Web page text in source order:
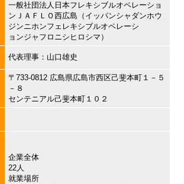
一般社団法人日本フレキシブルオペレーショ
ンＪＡＦＬＯ西広島（イッパンシャダンホウ
ジンニホンフェレキシブルオペレーシ
ョンジャフロニシヒロシマ）
代表理事：山口雄史
〒733-0812 広島県広島市西区己斐本町１－５
－８
センテニアル己斐本町１０２
企業全体
22人
就業場所